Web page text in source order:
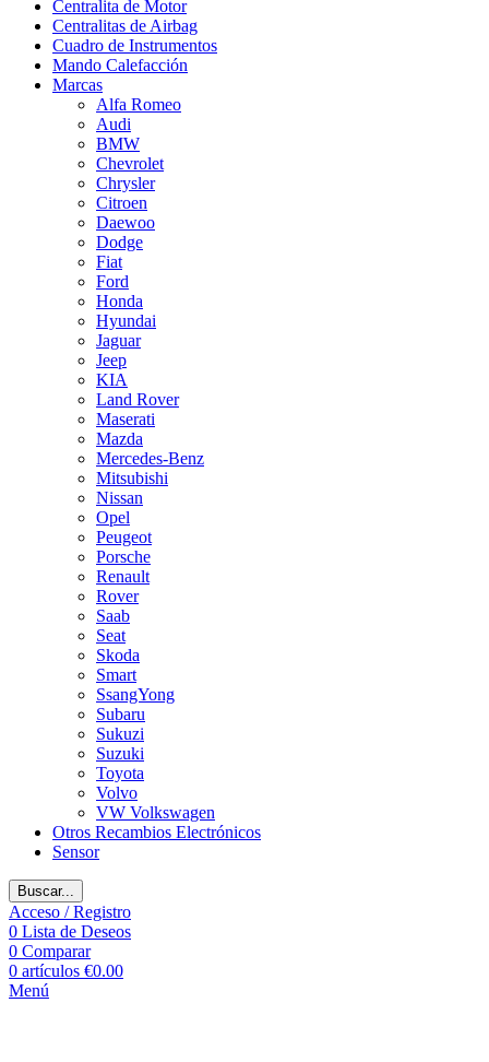
Centralita de Motor
Centralitas de Airbag
Cuadro de Instrumentos
Mando Calefacción
Marcas
Alfa Romeo
Audi
BMW
Chevrolet
Chrysler
Citroen
Daewoo
Dodge
Fiat
Ford
Honda
Hyundai
Jaguar
Jeep
KIA
Land Rover
Maserati
Mazda
Mercedes-Benz
Mitsubishi
Nissan
Opel
Peugeot
Porsche
Renault
Rover
Saab
Seat
Skoda
Smart
SsangYong
Subaru
Sukuzi
Suzuki
Toyota
Volvo
VW Volkswagen
Otros Recambios Electrónicos
Sensor
Buscar...
Acceso / Registro
0 Lista de Deseos
0 Comparar
0 artículos €0.00
Menú